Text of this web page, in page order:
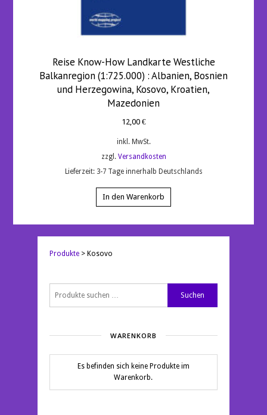
Reise Know-How Landkarte Westliche
Balkanregion (1:725.000) : Albanien, Bosnien
und Herzegowina, Kosovo, Kroatien,
Mazedonien
12,00 €
inkl. MwSt.
zzgl. Versandkosten
Lieferzeit: 3-7 Tage innerhalb Deutschlands
In den Warenkorb
Produkte> Kosovo
nach:
Suchen
WARENKORB
Es befinden sich keine Produkte im
Warenkorb.